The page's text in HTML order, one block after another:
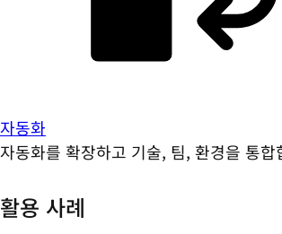
자동화
자동화를 확장하고 기술, 팀, 환경을 통합
활용 사례